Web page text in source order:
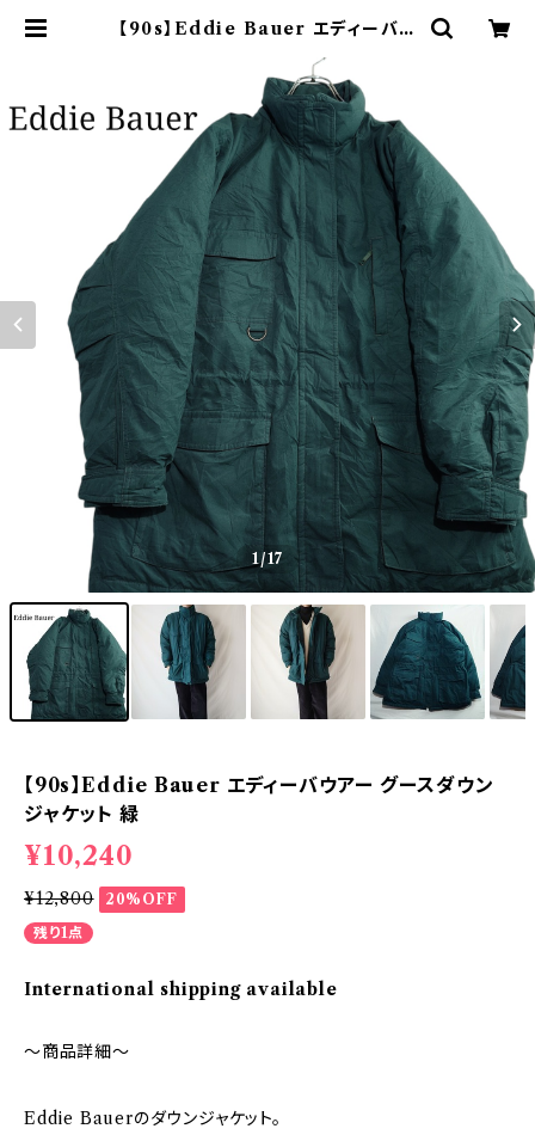
【90s】Eddie Bauer エディーバウ
ンライン古着屋 9chord
1/17
【90s】Eddie Bauer エディーバウアー グースダウン
ジャケット 緑
¥10,240
¥12,800
20%OFF
残り1点
International shipping available
～商品詳細～
Eddie Bauerのダウンジャケット。